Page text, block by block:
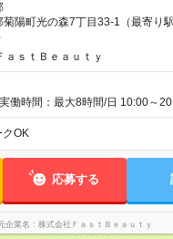
み変更あり 時
反映済み ※各都道府県の施行月
変動の可能性あり 詳細は、採用
わせください 【試用期間】試用期間なし
陽町光の森7丁目33-1（最寄り
ａｓｔＢｅａｕｔｙ
働時間：最大8時間/日 10:00～
5時間～OK シフトはご希望を伺
扶養内勤務・ダブルワークOK
クOK
応募する
企業名 株式会社ＦａｓｔＢｅａｕｔｙ